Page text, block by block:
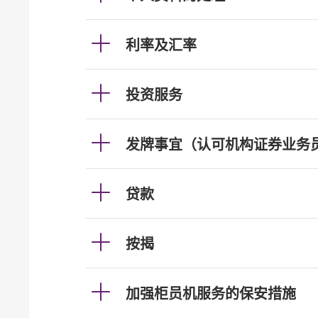
利率及汇率
投资服务
发牌事宜（认可机构证券业务
贷款
按揭
加强柜员机服务的保安措施